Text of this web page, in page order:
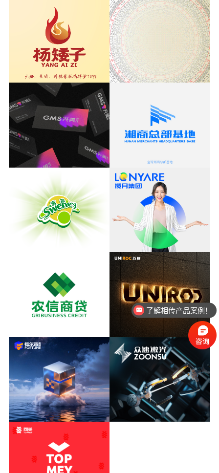
了解相传产品案例！